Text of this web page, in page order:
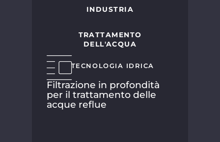
INDUSTRIA
TRATTAMENTO
DELL'ACQUA
TECNOLOGIA IDRICA
Filtrazione in profondità
per il trattamento delle
acque reflue